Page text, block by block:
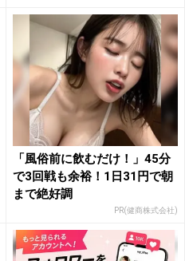
「風俗前に飲むだけ！」45分
で3回戦も余裕！1日31円で朝
まで絶好調
PR(健商株式会社)